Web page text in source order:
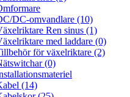
DC-omvandlare (10)
Ren sinus (1)
med laddare (0)
för växelriktare (2)
(0)
(14)